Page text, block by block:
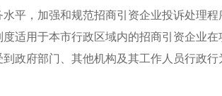
平，加强和规范招商引资企业投诉处理
适用于本市行政区域内的招商引资企业
政府部门、其他机构及其工作人员行政